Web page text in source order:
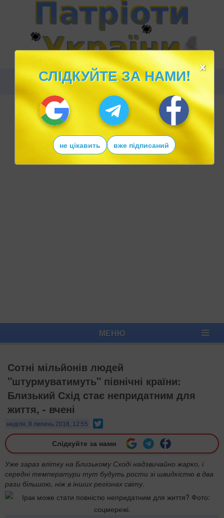
МЕНЮ
Сотні мільйонів людей
"штурмуватимуть" північні країни:
Близький Схід стає непридатним для
життя, - вчені
неділя, 8 липень 2018, 12:55
Слідкуйте за нами
Уже зараз влітку на Близькому Сході надзвичайно жарко, і
середні температури тут будуть рости зі швидкістю в два
рази більшою, ніж в інших регіонах світу.
×
СЛІДКУЙТЕ ЗА НАМИ!
не цікавить вже підписаний